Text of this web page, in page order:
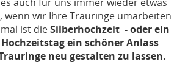
wenn wir Ihre Trauringe umarbeiten
ist dieSilberhochzeit - oder ein
ein schöner Anlass
neu gestalten zu lassen.